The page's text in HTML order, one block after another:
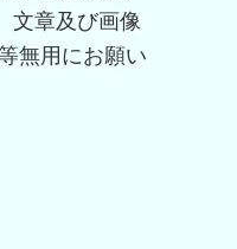
文章及び画像
無用にお願い